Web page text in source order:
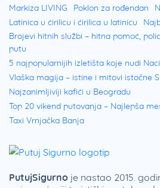
Markiza LIVING
Poklon za rođendan
Latinica u ćirilicu i ćirilica u latinicu
Brojevi hitnih službi – hitna pomoć,
putu
5 najpopularnijih izletišta koje nudi
Vlaška magija – istine i mitovi istočne
Najzanimljiviji kafići u Beogradu
Top 20 vikend putovanja – Najlepša
Taxi Vrnjačka Banja
PutujSigurno je nastao 2015.